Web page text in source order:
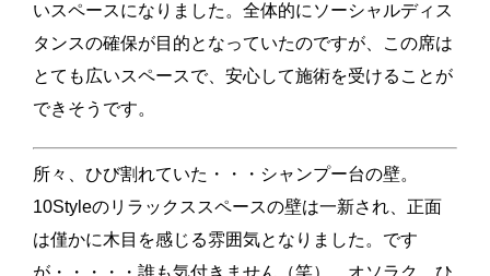
いスペースになりました。全体的にソーシャルディス
タンスの確保が目的となっていたのですが、この席は
とても広いスペースで、安心して施術を受けることが
できそうです。
所々、ひび割れていた・・・シャンプー台の壁。
10Styleのリラックススペースの壁は一新され、正面
は僅かに木目を感じる雰囲気となりました。です
が・・・・・誰も気付きません（笑）。オソラク、ひ